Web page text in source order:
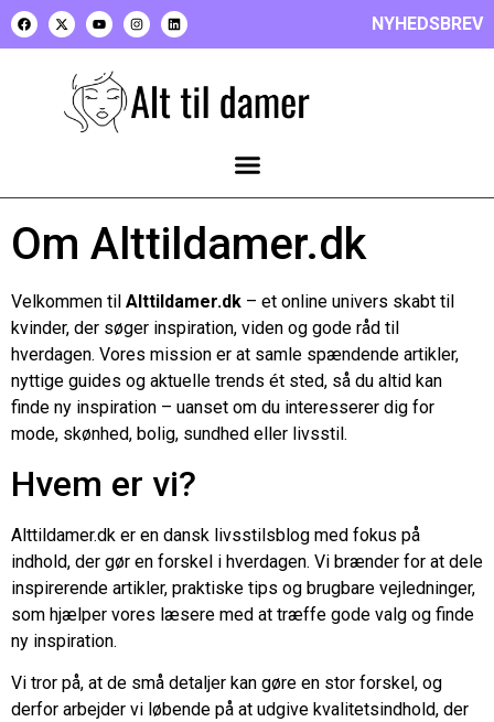
NYHEDSBREV
Om Alttildamer.dk
Velkommen til Alttildamer.dk – et online univers skabt til
kvinder, der søger inspiration, viden og gode råd til
hverdagen. Vores mission er at samle spændende artikler,
nyttige guides og aktuelle trends ét sted, så du altid kan
finde ny inspiration – uanset om du interesserer dig for
mode, skønhed, bolig, sundhed eller livsstil.
Hvem er vi?
Alttildamer.dk er en dansk livsstilsblog med fokus på
indhold, der gør en forskel i hverdagen. Vi brænder for at dele
inspirerende artikler, praktiske tips og brugbare vejledninger,
som hjælper vores læsere med at træffe gode valg og finde
ny inspiration.
Vi tror på, at de små detaljer kan gøre en stor forskel, og
derfor arbejder vi løbende på at udgive kvalitetsindhold, der